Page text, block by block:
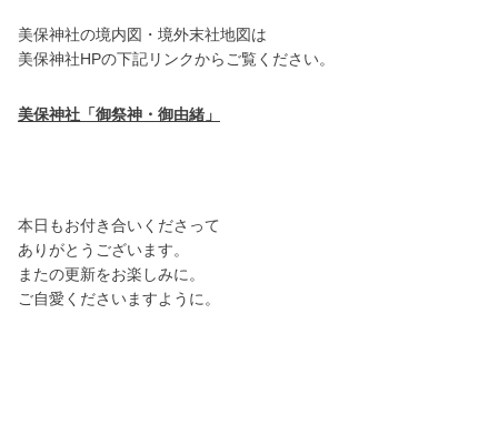
美保神社の境内図・境外末社地図は
美保神社HPの下記リンクからご覧ください。
美保神社「御祭神・御由緒」
本日もお付き合いくださって
ありがとうございます。
またの更新をお楽しみに。
ご自愛くださいますように。